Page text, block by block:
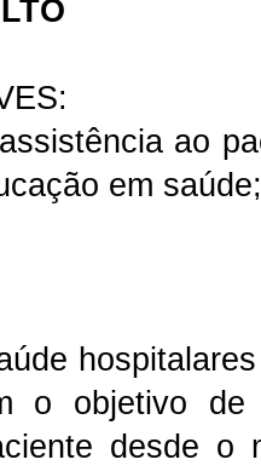
ao
em
o objetivo
desde o